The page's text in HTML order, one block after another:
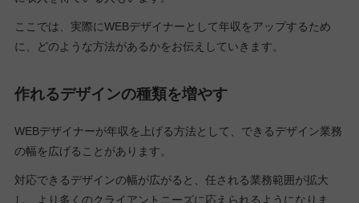
ここでは、実際にWEBデザイナーとして年収をアップするため
に、どのような方法があるかをお伝えしていきます。
作れるデザインの種類を増やす
WEBデザイナーが年収を上げる方法として、できるデザイン業務
の幅を広げることがあります。
対応できるデザインの幅が広がると、任される業務範囲が拡大
し、より多くのクライアントニーズに応えられるようになりま